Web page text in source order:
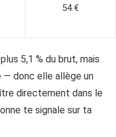
54 €
5,1 % du brut, mais
— donc elle allège un
directement dans le
te signale sur ta